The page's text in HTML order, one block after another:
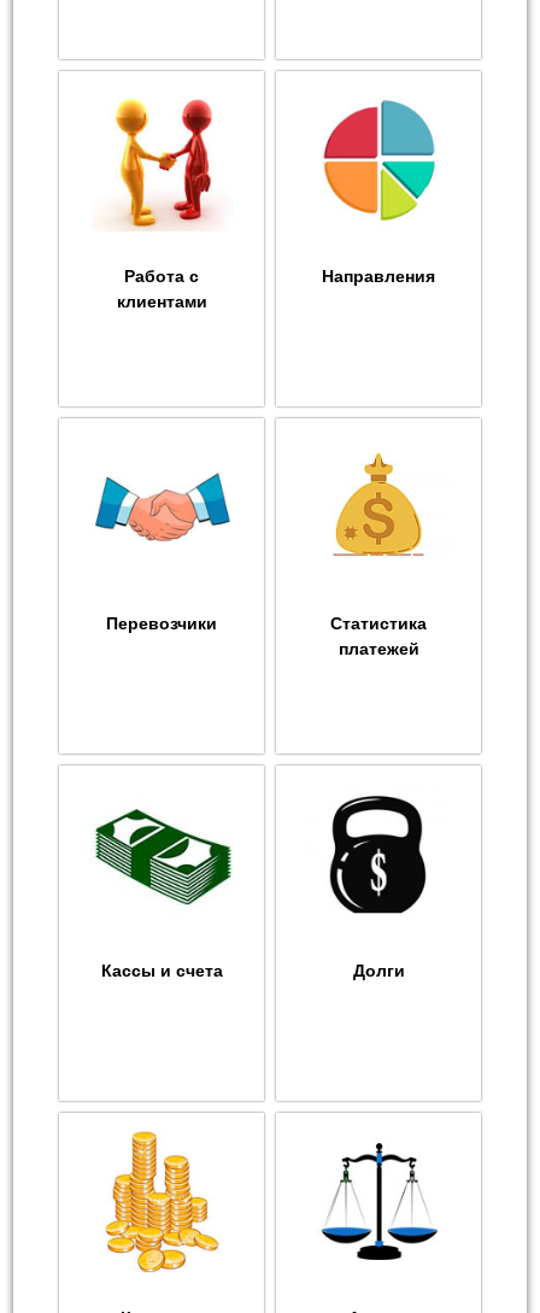
Работа с
клиентами
Направления
Перевозчики
Статистика
платежей
Кассы и счета Долги